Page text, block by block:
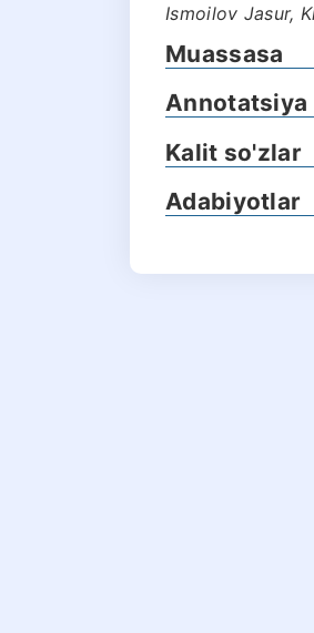
Ismoilov Jasur,
Muassasa
Annotatsiya
Kalit so'zlar
Adabiyotlar